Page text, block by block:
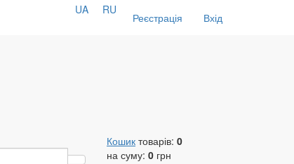
Реєстрація Вхід
UA RU
Кошик товарів: 0
на суму: 0 грн